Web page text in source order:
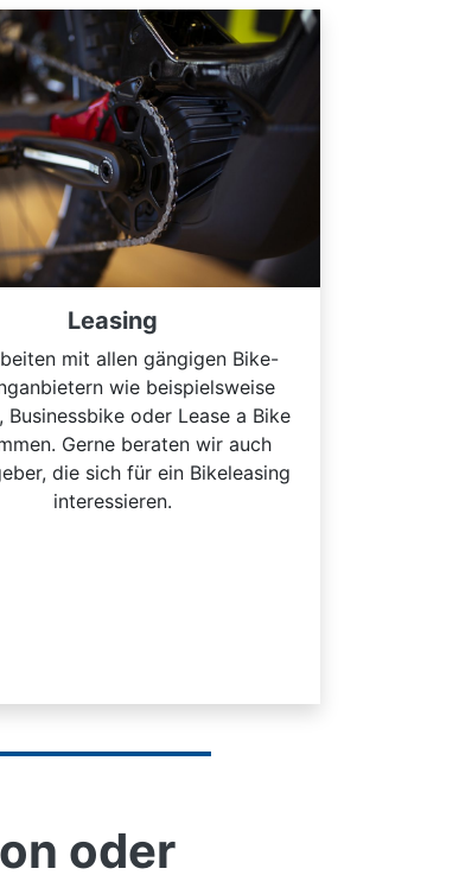
Leasing
mit allen gängigen Bike-
wie beispielsweise
Businessbike oder Lease a Bike
Gerne beraten wir auch
die sich für ein Bikeleasing
interessieren.
oder